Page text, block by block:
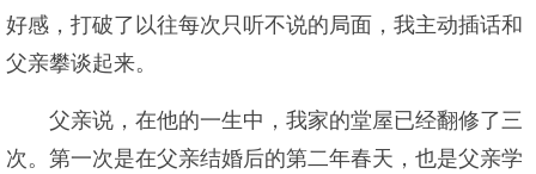
好感，打破了以往每次只听不说的局面，我主动插话和
父亲攀谈起来。
父亲说，在他的一生中，我家的堂屋已经翻修了三
次。第一次是在父亲结婚后的第二年春天，也是父亲学